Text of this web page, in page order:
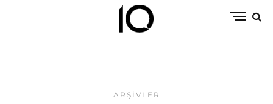
ARŞIVLER